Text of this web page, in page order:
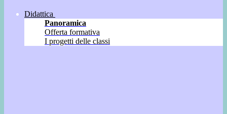
Didattica
Panoramica
Offerta formativa
I progetti delle classi